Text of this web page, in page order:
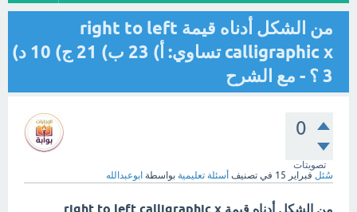
من الشكل أدناه قيمة right to left
calligraphic x تساوي: أ) 23 ب) 21 ج) 10 د)
3 ؟ - مع الشرح
0
تصويتات
سُئل فبراير 15 في تصنيف أسئلة تعليمية بواسطة ابوعبدالله